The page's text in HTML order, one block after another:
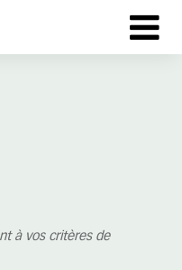
à vos critères de